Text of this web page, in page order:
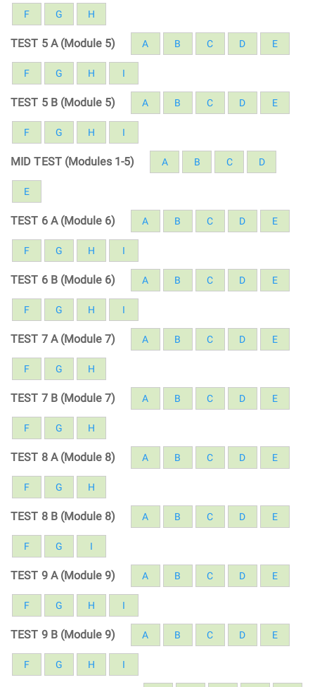
F G H
TEST 5 A (Module 5) A B C D E
F G H I
TEST 5 B (Module 5) A B C D E
F G H I
MID TEST (Modules 1-5) A B C D
E
TEST 6 A (Module 6) A B C D E
F G H I
TEST 6 B (Module 6) A B C D E
F G H I
TEST 7 A (Module 7) A B C D E
F G H
TEST 7 B (Module 7) A B C D E
F G H
TEST 8 A (Module 8) A B C D E
F G H
TEST 8 B (Module 8) A B C D E
F G I
TEST 9 A (Module 9) A B C D E
F G H I
TEST 9 B (Module 9) A B C D E
F G H I